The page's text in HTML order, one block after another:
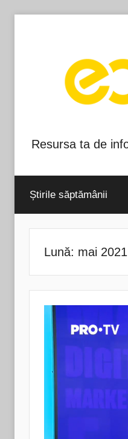
Blog-
ul
GPeC
Resursa ta de
Știrile săptămânii
Lună: mai 2021